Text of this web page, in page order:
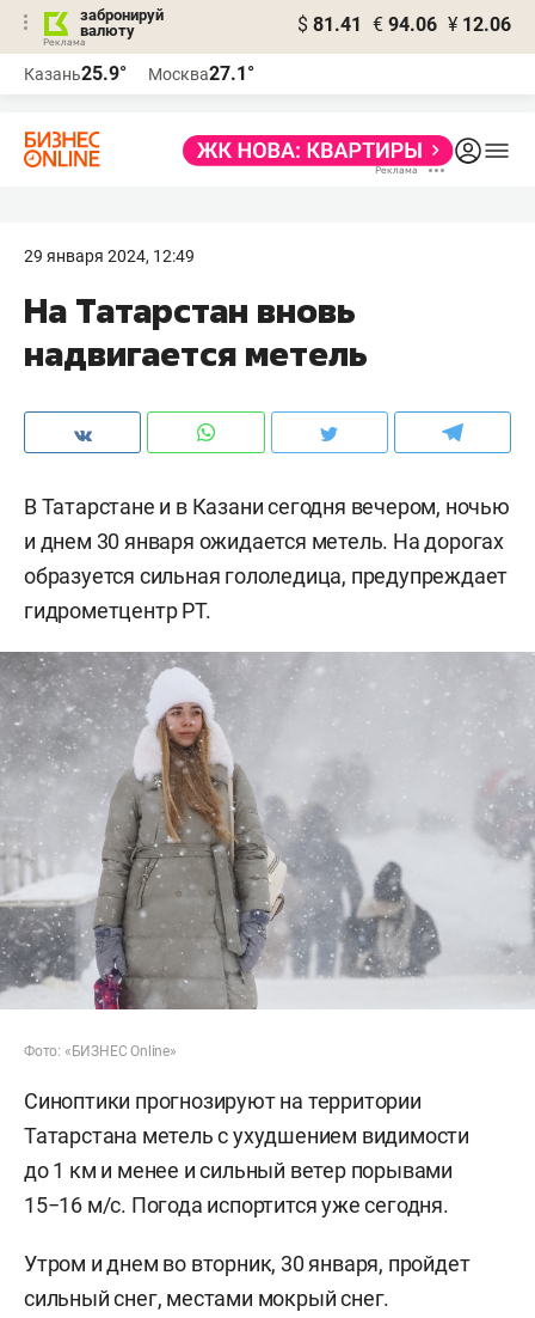
забронируй
валюту
$ 81.41 € 94.06 ¥ 12.06
Казань25.9° Москва27.1°
29 января 2024, 12:49
На Татарстан вновь
надвигается метель
В Татарстане и в Казани сегодня вечером, ночью
и днем 30 января ожидается метель. На дорогах
образуется сильная гололедица, предупреждает
гидрометцентр РТ.
Фото: «БИЗНЕС Online»
Синоптики прогнозируют на территории
Татарстана метель с ухудшением видимости
до 1 км и менее и сильный ветер порывами
15−16 м/с. Погода испортится уже сегодня.
Утром и днем во вторник, 30 января, пройдет
сильный снег, местами мокрый снег.